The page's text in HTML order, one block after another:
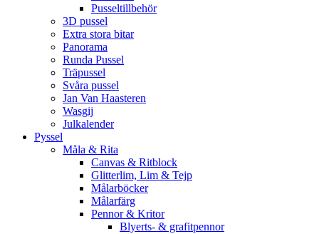
Pusseltillbehör
3D pussel
Extra stora bitar
Panorama
Runda Pussel
Träpussel
Svåra pussel
Jan Van Haasteren
Wasgij
Julkalender
Pyssel
Måla & Rita
Canvas & Ritblock
Glitterlim, Lim & Tejp
Målarböcker
Målarfärg
Pennor & Kritor
Blyerts- & grafitpennor